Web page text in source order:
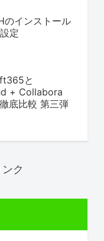
のインストール
定
と
+ Collabora
底比較 第三弾
ク